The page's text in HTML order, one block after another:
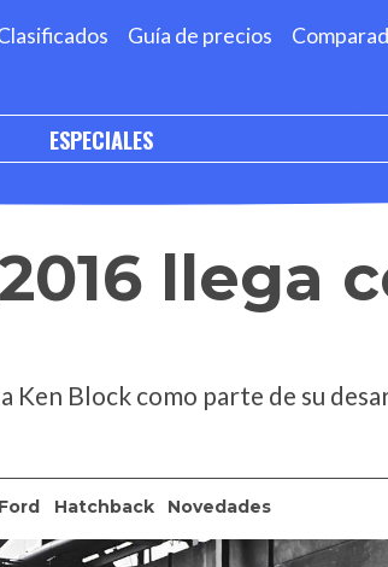
Guía de precios
ESPECIALES
llega
Block como parte de su
Ford Hatchback Novedades